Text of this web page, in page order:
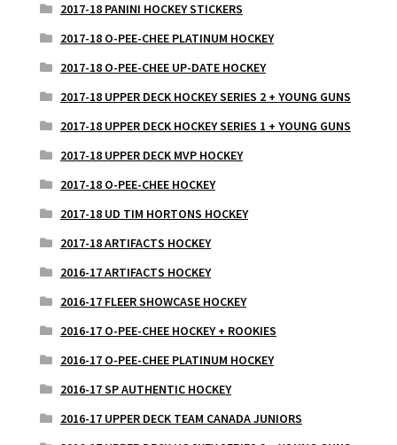
2017-18 PANINI HOCKEY STICKERS
2017-18 O-PEE-CHEE PLATINUM HOCKEY
2017-18 O-PEE-CHEE UP-DATE HOCKEY
2017-18 UPPER DECK HOCKEY SERIES 2 + YOUNG GUNS
2017-18 UPPER DECK HOCKEY SERIES 1 + YOUNG GUNS
2017-18 UPPER DECK MVP HOCKEY
2017-18 O-PEE-CHEE HOCKEY
2017-18 UD TIM HORTONS HOCKEY
2017-18 ARTIFACTS HOCKEY
2016-17 ARTIFACTS HOCKEY
2016-17 FLEER SHOWCASE HOCKEY
2016-17 O-PEE-CHEE HOCKEY + ROOKIES
2016-17 O-PEE-CHEE PLATINUM HOCKEY
2016-17 SP AUTHENTIC HOCKEY
2016-17 UPPER DECK TEAM CANADA JUNIORS